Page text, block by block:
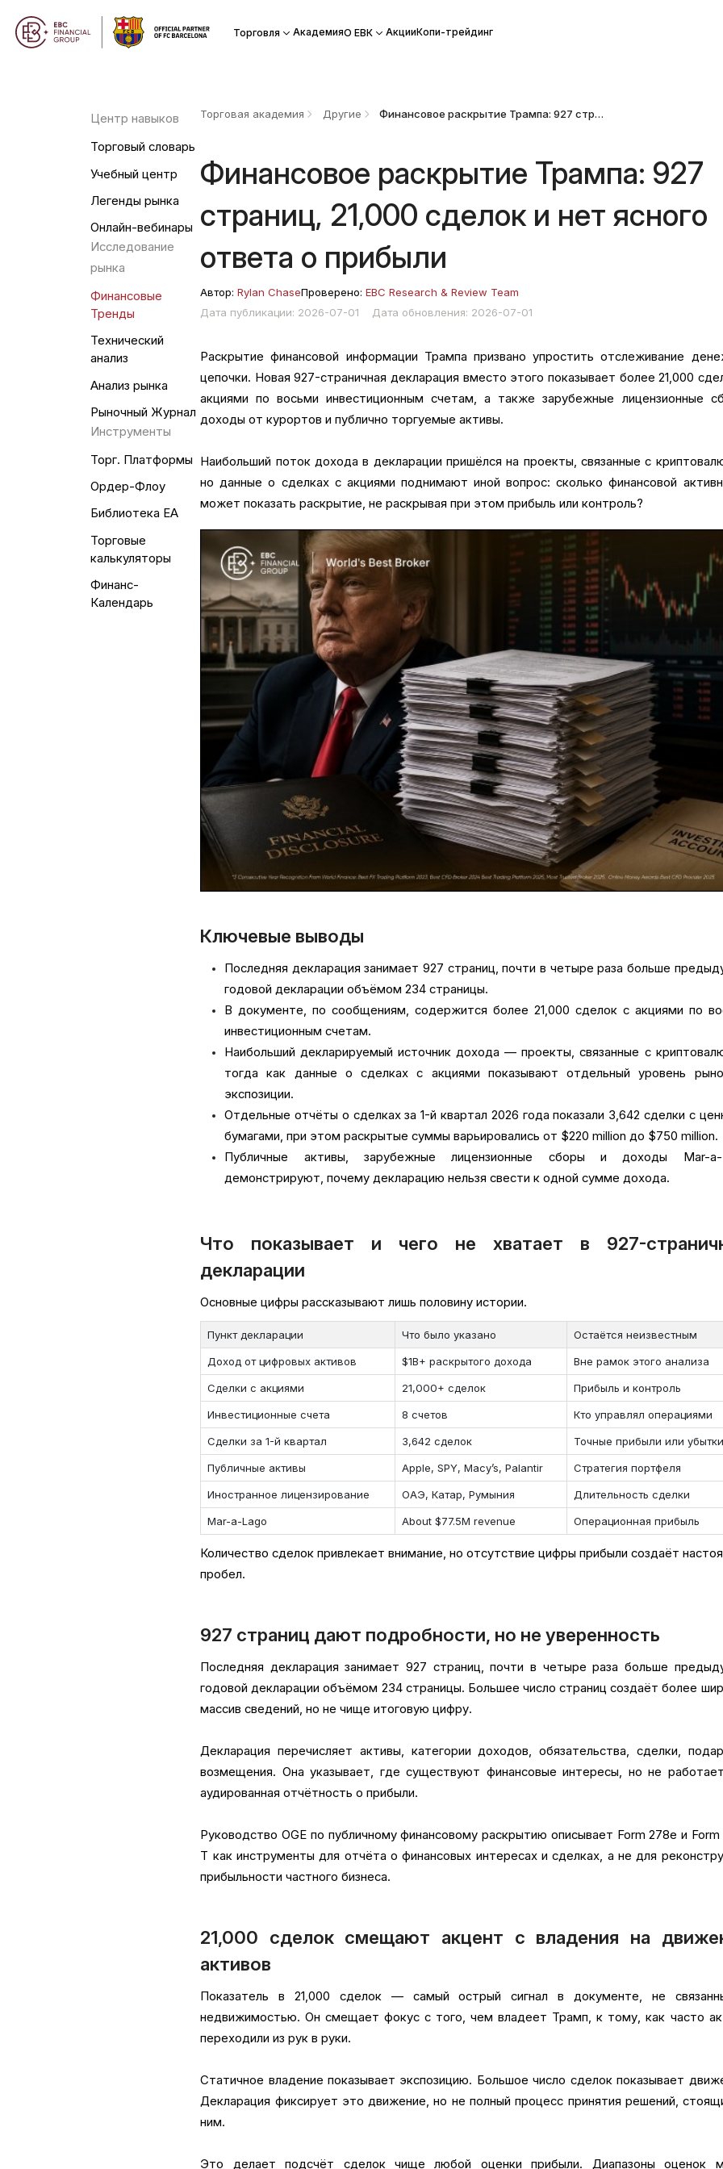
Торговля АкадемияО ЕВК АкцииКопи-трейдинг
Центр навыков
Торговый словарь
Учебный центр
Легенды рынка
Онлайн-вебинары
Исследование
рынка
Финансовые
Тренды
Технический
анализ
Анализ рынка
Рыночный Журнал
Инструменты
Торг. Платформы
Ордер-Флоу
Библиотека EA
Торговые
калькуляторы
Финанс-
Календарь
Торговая академия Другие Финансовое раскрытие Трампа: 927 страниц, 21,000 сделок и нет ясного ответа о прибыли
Финансовое раскрытие Трампа: 927
страниц, 21,000 сделок и нет ясного
ответа о прибыли
Автор:Rylan ChaseПроверено:EBC Research & Review Team
Дата публикации: 2026-07-01
Дата обновления: 2026-07-01
Раскрытие финансовой информации Трампа призвано упростить отслеживание
цепочки. Новая 927-страничная декларация вместо этого показывает более 21,000
акциями по восьми инвестиционным счетам, а также зарубежные лицензионные
доходы от курортов и публично торгуемые активы.
Наибольший поток дохода в декларации пришёлся на проекты, связанные с
но данные о сделках с акциями поднимают иной вопрос: сколько финансовой
может показать раскрытие, не раскрывая при этом прибыль или контроль?
Ключевые выводы
Последняя декларация занимает 927 страниц, почти в четыре раза больше
годовой декларации объёмом 234 страницы.
В документе, по сообщениям, содержится более 21,000 сделок с акциями по
инвестиционным счетам.
Наибольший декларируемый источник дохода — проекты, связанные с
тогда как данные о сделках с акциями показывают отдельный уровень
экспозиции.
Отдельные отчёты о сделках за 1-й квартал 2026 года показали 3,642 сделки с
бумагами, при этом раскрытые суммы варьировались от $220 million до $750 million.
Публичные активы, зарубежные лицензионные сборы и доходы Mar-a-
демонстрируют, почему декларацию нельзя свести к одной сумме дохода.
Что показывает и чего не хватает в 927-
декларации
Основные цифры рассказывают лишь половину истории.
Пункт декларации Что было указано Остаётся неизвестным
Доход от цифровых активов $1B+ раскрытого дохода Вне рамок этого анализа
Сделки с акциями 21,000+ сделок Прибыль и контроль
Инвестиционные счета 8 счетов Кто управлял операциями
Сделки за 1-й квартал 3,642 сделок Точные прибыли или убытки
Публичные активы Apple, SPY, Macy’s, Palantir Стратегия портфеля
Иностранное лицензирование ОАЭ, Катар, Румыния Длительность сделки
Mar-a-Lago About $77.5M revenue Операционная прибыль
Количество сделок привлекает внимание, но отсутствие цифры прибыли создаёт
пробел.
927 страниц дают подробности, но не уверенность
Последняя декларация занимает 927 страниц, почти в четыре раза больше
годовой декларации объёмом 234 страницы. Большее число страниц создаёт более
массив сведений, но не чище итоговую цифру.
Декларация перечисляет активы, категории доходов, обязательства, сделки,
возмещения. Она указывает, где существуют финансовые интересы, но не
аудированная отчётность о прибыли.
Руководство OGE по публичному финансовому раскрытию описывает Form 278e и
T как инструменты для отчёта о финансовых интересах и сделках, а не для
прибыльности частного бизнеса.
21,000 сделок смещают акцент с владения на
активов
Показатель в 21,000 сделок — самый острый сигнал в документе, не
недвижимостью. Он смещает фокус с того, чем владеет Трамп, к тому, как часто
переходили из рук в руки.
Статичное владение показывает экспозицию. Большое число сделок показывает
Декларация фиксирует это движение, но не полный процесс принятия решений,
ним.
Это делает подсчёт сделок чище любой оценки прибыли. Диапазоны оценок